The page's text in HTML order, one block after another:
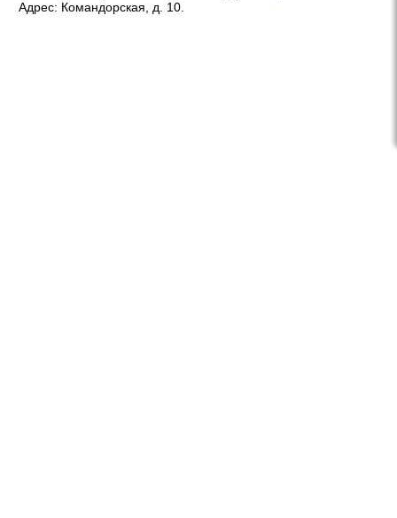
Адрес: Командорская, д. 10.